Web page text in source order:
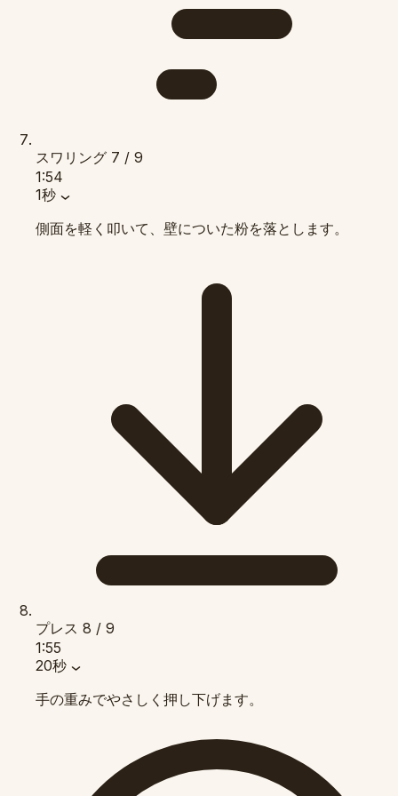
スワリング 7 / 9
1:54
1秒
側面を軽く叩いて、壁についた粉を落とします。
プレス 8 / 9
1:55
20秒
手の重みでやさしく押し下げます。